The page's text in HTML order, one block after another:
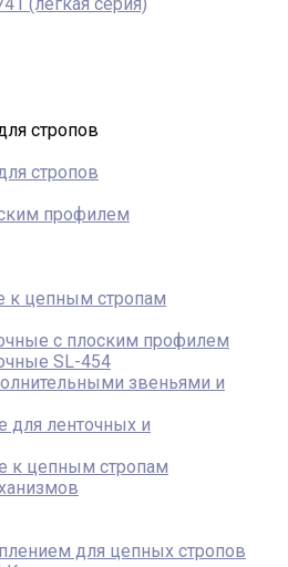
стропов
стропов
профилем
к цепным стропам
c плоским профилем
SL-454
звеньями и
для ленточных и
к цепным стропам
для цепных стропов